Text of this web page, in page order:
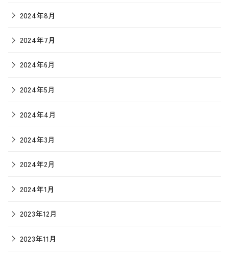
2024年8月
2024年7月
2024年6月
2024年5月
2024年4月
2024年3月
2024年2月
2024年1月
2023年12月
2023年11月